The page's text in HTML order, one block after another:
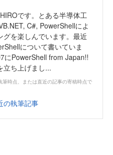
です。とある半導体工
C#, PowerShellによ
グを楽しんでいます。最近
について書いていま
にPowerShell from Japan!!
立ち上げまし...
筆時点、または直近の記事の寄稿時点で
の執筆記事